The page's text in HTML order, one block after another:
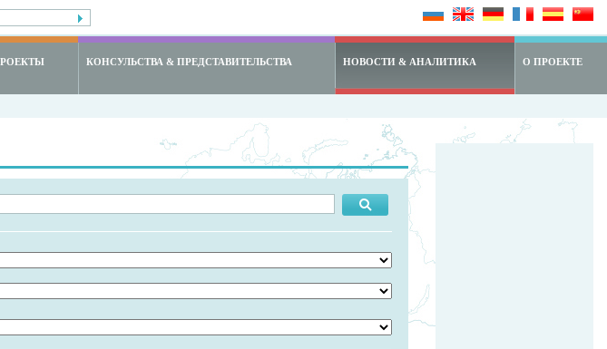
КОНСУЛЬСТВА & ПРЕДСТАВИТЕЛЬСТВА НОВОСТИ & АНАЛИТИКА О ПРОЕКТЕ